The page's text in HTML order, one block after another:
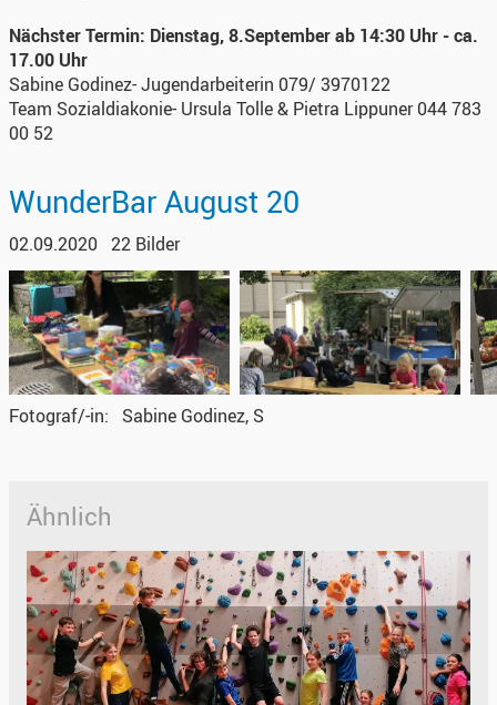
Nächster Termin: Dienstag, 8.September ab 14:30 Uhr - ca.
17.00 Uhr
Sabine Godinez- Jugendarbeiterin 079/ 3970122
Team Sozialdiakonie- Ursula Tolle & Pietra Lippuner 044 783
00 52
WunderBar August 20
02.09.2020 22 Bilder
Fotograf/-in Sabine Godinez, S
Ähnlich